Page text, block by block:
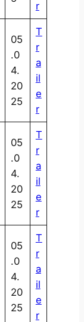
r
05
.0
4.
20
25
T
r
a
il
e
r
05
.0
4.
20
25
T
r
a
il
e
r
05
.0
4.
20
25
T
r
a
il
e
r